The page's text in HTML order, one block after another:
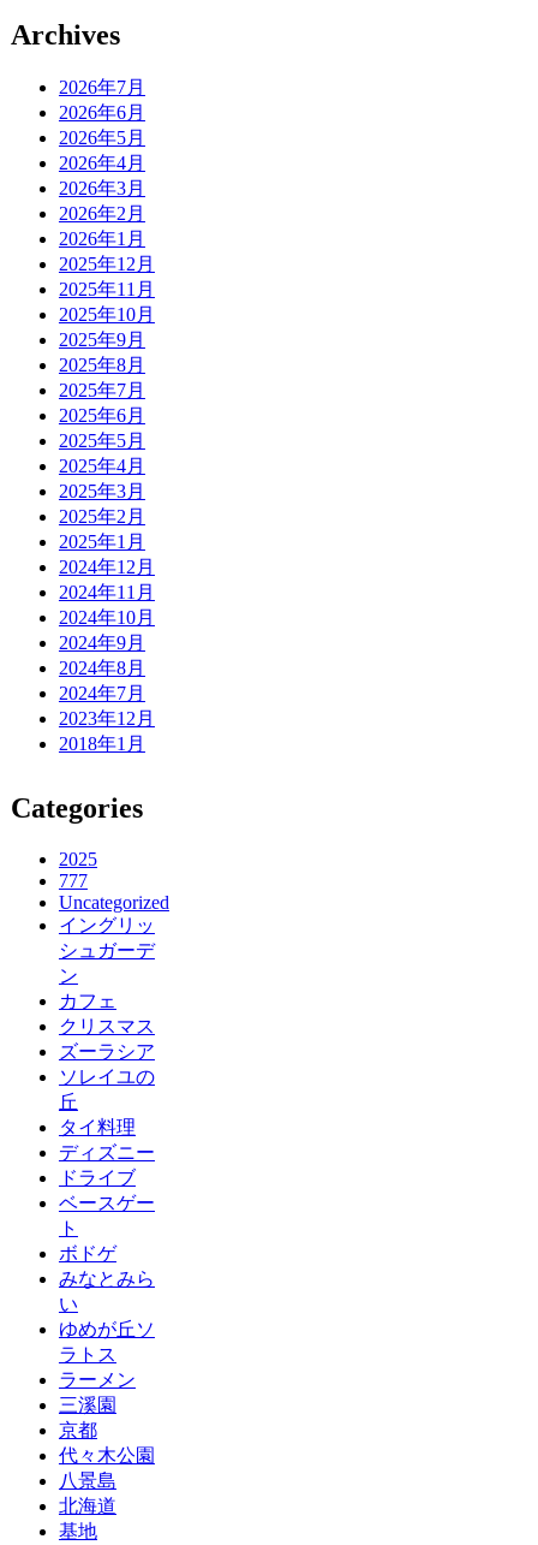
Archives
2026年7月
2026年6月
2026年5月
2026年4月
2026年3月
2026年2月
2026年1月
2025年12月
2025年11月
2025年10月
2025年9月
2025年8月
2025年7月
2025年6月
2025年5月
2025年4月
2025年3月
2025年2月
2025年1月
2024年12月
2024年11月
2024年10月
2024年9月
2024年8月
2024年7月
2023年12月
2018年1月
Categories
2025
777
Uncategorized
イングリッ
シュガーデ
ン
カフェ
クリスマス
ズーラシア
ソレイユの
丘
タイ料理
ディズニー
ドライブ
ベースゲー
ト
ボドゲ
みなとみら
い
ゆめが丘ソ
ラトス
ラーメン
三溪園
京都
代々木公園
八景島
北海道
基地